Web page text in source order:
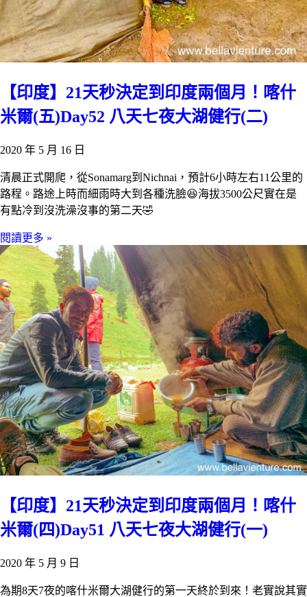
【印度】21天秒決定到印度兩個月！喀什
米爾(五)Day52 八天七夜大湖健行(二)
2020 年 5 月 16 日
清晨正式開爬，從Sonamarg到Nichnai，預計6小時左右11公里的
路程。路途上時而細雨時大到各種洗臉😆海拔3500公尺實在是
有點冷到沒洗澡沒事的第二天🤣
閱讀更多 »
【印度】21天秒決定到印度兩個月！喀什
米爾(四)Day51 八天七夜大湖健行(一)
2020 年 5 月 9 日
為期8天7夜的喀什米爾大湖健行的第一天終於到來！老實說其實